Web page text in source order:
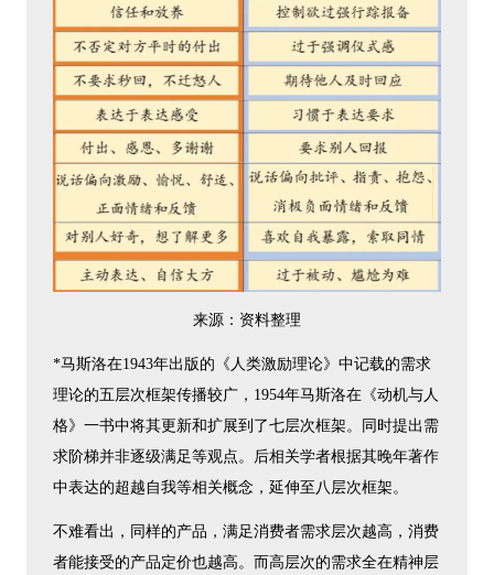
来源：资料整理
*马斯洛在1943年出版的《人类激励理论》中记载的需求
理论的五层次框架传播较广，1954年马斯洛在《动机与人
格》一书中将其更新和扩展到了七层次框架。同时提出需
求阶梯并非逐级满足等观点。后相关学者根据其晚年著作
中表达的超越自我等相关概念，延伸至八层次框架。
不难看出，同样的产品，满足消费者需求层次越高，消费
者能接受的产品定价也越高。而高层次的需求全在精神层